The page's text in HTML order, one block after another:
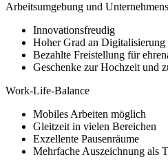
Arbeitsumgebung und
Innovationsfreudig
Hoher Grad an Digitalisierung
Bezahlte Freistellung für
Geschenke zur Hochzeit und
Work-Life-Balance
Mobiles Arbeiten möglich
Gleitzeit in vielen Bereichen
Exzellente Pausenräume
Mehrfache Auszeichnung als